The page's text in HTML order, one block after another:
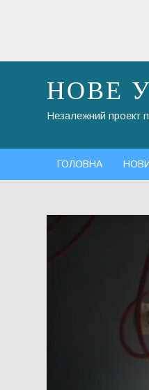
НОВЕ
Незалежний проект
ГОЛОВНА